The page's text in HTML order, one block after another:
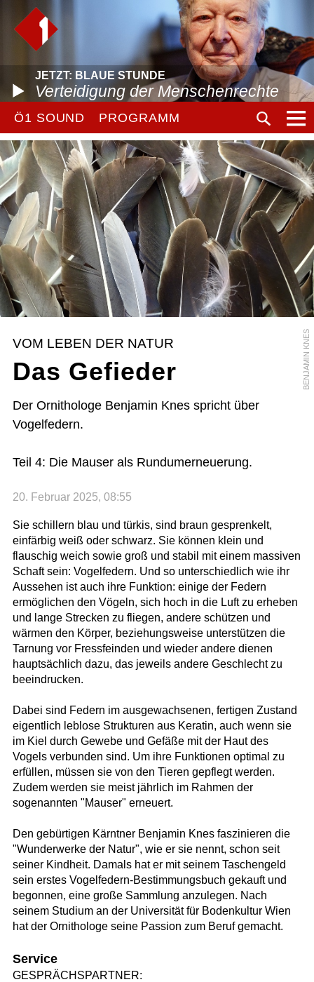
JETZT: BLAUE STUNDE
Verteidigung der Menschenrechte
Ö1 SOUND PROGRAMM
BENJAMIN KNES
VOM LEBEN DER NATUR
Das Gefieder
Der Ornithologe Benjamin Knes spricht über
Vogelfedern.
Teil 4: Die Mauser als Rundumerneuerung.
20. Februar 2025, 08:55
Sie schillern blau und türkis, sind braun gesprenkelt,
einfärbig weiß oder schwarz. Sie können klein und
flauschig weich sowie groß und stabil mit einem massiven
Schaft sein: Vogelfedern. Und so unterschiedlich wie ihr
Aussehen ist auch ihre Funktion: einige der Federn
ermöglichen den Vögeln, sich hoch in die Luft zu erheben
und lange Strecken zu fliegen, andere schützen und
wärmen den Körper, beziehungsweise unterstützen die
Tarnung vor Fressfeinden und wieder andere dienen
hauptsächlich dazu, das jeweils andere Geschlecht zu
beeindrucken.
Dabei sind Federn im ausgewachsenen, fertigen Zustand
eigentlich leblose Strukturen aus Keratin, auch wenn sie
im Kiel durch Gewebe und Gefäße mit der Haut des
Vogels verbunden sind. Um ihre Funktionen optimal zu
erfüllen, müssen sie von den Tieren gepflegt werden.
Zudem werden sie meist jährlich im Rahmen der
sogenannten "Mauser" erneuert.
Den gebürtigen Kärntner Benjamin Knes faszinieren die
"Wunderwerke der Natur", wie er sie nennt, schon seit
seiner Kindheit. Damals hat er mit seinem Taschengeld
sein erstes Vogelfedern-Bestimmungsbuch gekauft und
begonnen, eine große Sammlung anzulegen. Nach
seinem Studium an der Universität für Bodenkultur Wien
hat der Ornithologe seine Passion zum Beruf gemacht.
Service
GESPRÄCHSPARTNER: